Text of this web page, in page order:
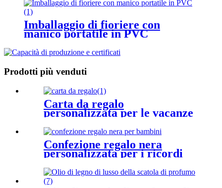
Imballaggio di fioriere con
manico portatile in PVC
Prodotti più venduti
Carta da regalo
personalizzata per le vacanze
Confezione regalo nera
personalizzata per i ricordi
dei bambini